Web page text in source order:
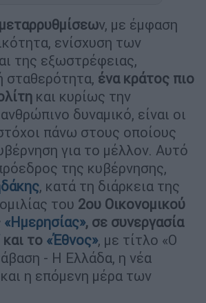
ν, με έμφαση
ενίσχυση των
της εξωστρέφειας,
σταθερότητα, ένα κράτος πιο
και κυρίως την
δυναμικό, είναι οι
πάνω στους οποίους
για το μέλλον. Αυτό
της κυβέρνησης,
, κατά τη διάρκεια της
του 2ου Οικονομικού
«Ημερησίας», σε συνεργασία
και το «Έθνος», με τίτλο «Ο
- Η Ελλάδα, η νέα
η επόμενη μέρα των